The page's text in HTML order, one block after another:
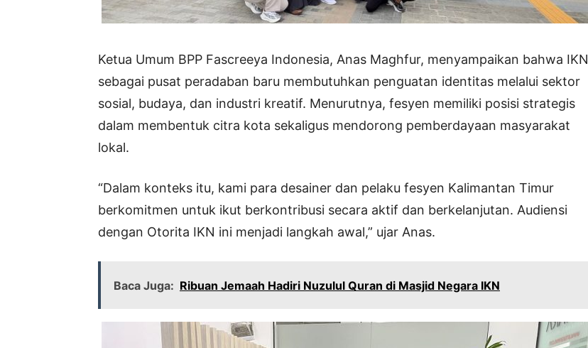
Ketua Umum BPP Fascreeya Indonesia, Anas Maghfur, menyampaikan bahwa IKN
sebagai pusat peradaban baru membutuhkan penguatan identitas melalui sektor
sosial, budaya, dan industri kreatif. Menurutnya, fesyen memiliki posisi strategis
dalam membentuk citra kota sekaligus mendorong pemberdayaan masyarakat
lokal.
“Dalam konteks itu, kami para desainer dan pelaku fesyen Kalimantan Timur
berkomitmen untuk ikut berkontribusi secara aktif dan berkelanjutan. Audiensi
dengan Otorita IKN ini menjadi langkah awal,” ujar Anas.
Baca Juga: Ribuan Jemaah Hadiri Nuzulul Quran di Masjid Negara IKN